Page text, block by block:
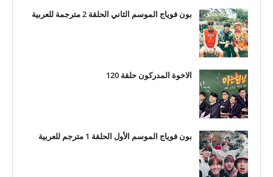
بون فوياج الموسم الثاني الحلقة 2 مترجمة للعربية
الاخوة المدركون حلقة 120
بون فوياج الموسم الأول الحلقة 1 مترجم للعربية